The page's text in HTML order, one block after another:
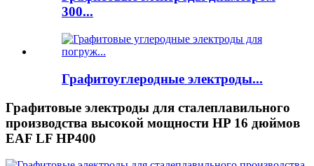
300...
Графитоуглеродные электроды...
Графитовые электроды для сталеплавильного
производства высокой мощности HP 16 дюймов
EAF LF HP400